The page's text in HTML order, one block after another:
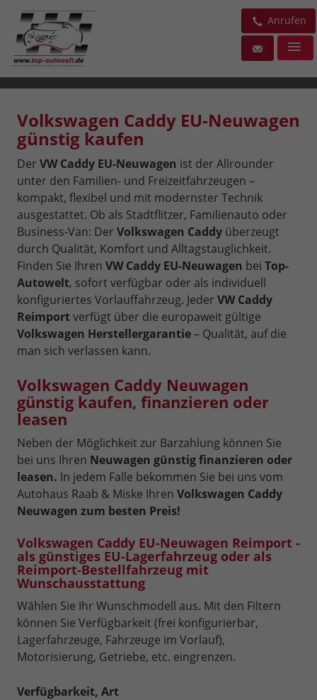
Anrufen
Volkswagen Caddy EU-Neuwagen
günstig kaufen
Der VW Caddy EU-Neuwagen ist der Allrounder
unter den Familien- und Freizeitfahrzeugen –
kompakt, flexibel und mit modernster Technik
ausgestattet. Ob als Stadtflitzer, Familienauto oder
Business-Van: Der Volkswagen Caddy überzeugt
durch Qualität, Komfort und Alltagstauglichkeit.
Finden Sie Ihren VW Caddy EU-Neuwagen bei Top-
Autowelt, sofort verfügbar oder als individuell
konfiguriertes Vorlauffahrzeug. Jeder VW Caddy
Reimportverfügt über die europaweit gültige
Volkswagen Herstellergarantie– Qualität, auf die
man sich verlassen kann.
Volkswagen Caddy Neuwagen
günstig kaufen, finanzieren oder
leasen
Neben der Möglichkeit zur Barzahlung können Sie
bei uns Ihren Neuwagen günstig finanzieren oder
leasen. In jedem Falle bekommen Sie bei uns vom
Autohaus Raab & Miske Ihren Volkswagen Caddy
Neuwagen zum besten Preis!
Volkswagen Caddy EU-Neuwagen Reimport -
als günstiges EU-Lagerfahrzeug oder als
Reimport-Bestellfahrzeug mit
Wunschausstattung
Wählen Sie Ihr Wunschmodell aus. Mit den Filtern
können Sie Verfügbarkeit (frei konfigurierbar,
Lagerfahrzeuge, Fahrzeuge im Vorlauf),
Motorisierung, Getriebe, etc. eingrenzen.
Verfügbarkeit, Art